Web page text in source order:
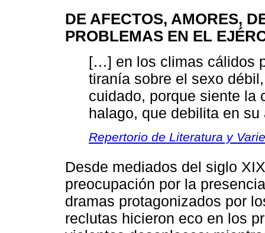
DE AFECTOS, AMORES,
PROBLEMAS EN EL
[…] en los climas cálidos
tiranía sobre el sexo
cuidado, porque siente la
halago, que debilita en
Repertorio de Literatura y
Desde mediados del siglo
preocupación por la
dramas protagonizados por
reclutas hicieron eco en los